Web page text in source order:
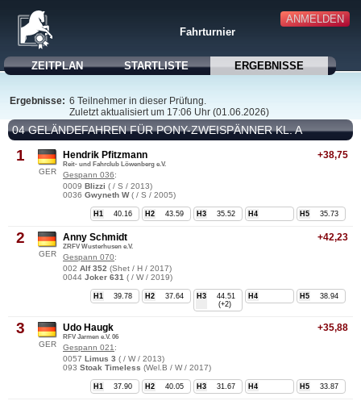
ANMELDEN
Fahrturnier
ZEITPLAN STARTLISTE ERGEBNISSE
Ergebnisse: 6 Teilnehmer in dieser Prüfung.
Zuletzt aktualisiert um 17:06 Uhr (01.06.2026)
04 GELÄNDEFAHREN FÜR PONY-ZWEISPÄNNER KL. A
1
GER
+38,75
Hendrik Pfitzmann
Reit- und Fahrclub Löwenberg e.V.
Gespann 036:
0009 Blizzi ( / S / 2013)
0036 Gwyneth W( / S / 2005)
H5 35.73
H4
H3 35.52
H2 43.59
H1 40.16
2
GER
+42,23
Anny Schmidt
ZRFV Wusterhusen e.V.
Gespann 070:
002 Alf 352 (Shet / H / 2017)
0044 Joker 631 ( / W / 2019)
H5 38.94
H4
H3
44.51
(+2)
H2 37.64
H1 39.78
3
GER
+35,88
Udo Haugk
RFV Jarmen e.V. 06
Gespann 021 :
0057 Limus 3 ( / W / 2013)
093 Stoak Timeless (Wel.B / W / 2017)
H5 33.87
H4
H3 31.67
H2 40.05
H1 37.90